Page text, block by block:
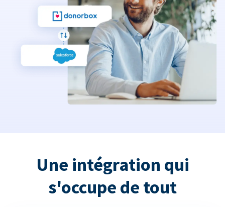
Une intégration qui
s'occupe de tout